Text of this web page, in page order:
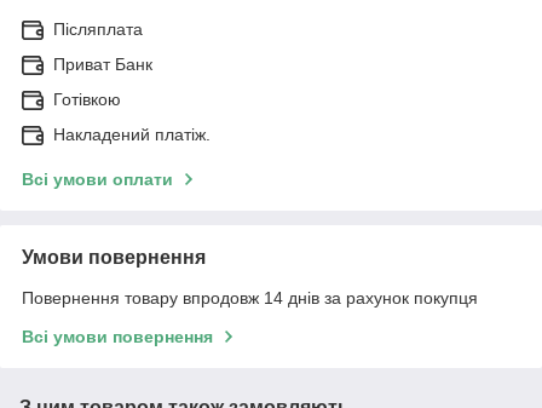
Післяплата
Приват Банк
Готівкою
Накладений платіж.
Всі умови оплати
Умови повернення
Повернення товару впродовж 14 днів за рахунок покупця
Всі умови повернення